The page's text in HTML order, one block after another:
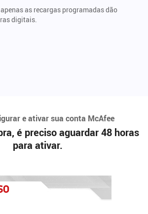
as recargas programadas dão
digitais.
e ativar sua conta McAfee
é preciso aguardar 48 horas
para ativar.